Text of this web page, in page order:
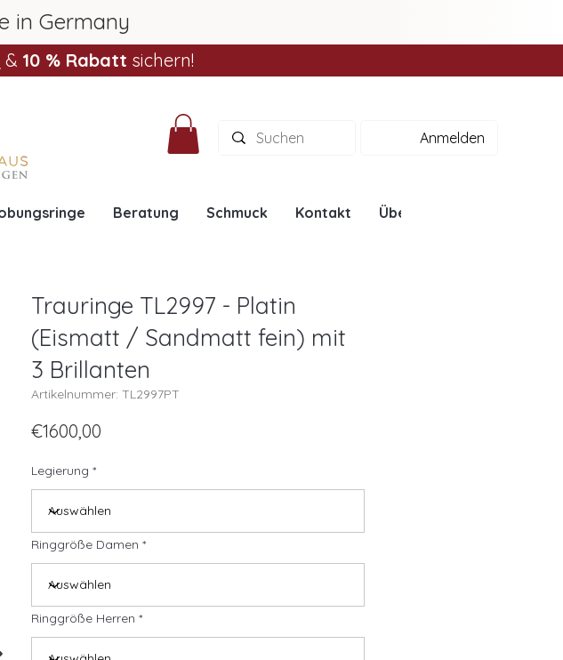
in Germany
& 10 % Rabatt sichern!
Anmelden
Beratung Schmuck Kontakt Über uns
Trauringe TL2997 - Platin
(Eismatt / Sandmatt fein) mit
3 Brillanten
Artikelnummer: TL2997PT
€1600,00
Legierung
Ringgröße Damen
Ringgröße Herren